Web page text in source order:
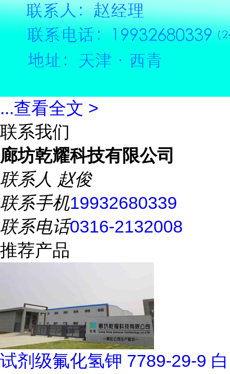
...查看全文 >
联系我们
廊坊乾耀科技有限公司
联系人 赵俊
联系手机19932680339
联系电话0316-2132008
推荐产品
试剂级氟化氢钾 7789-29-9 白